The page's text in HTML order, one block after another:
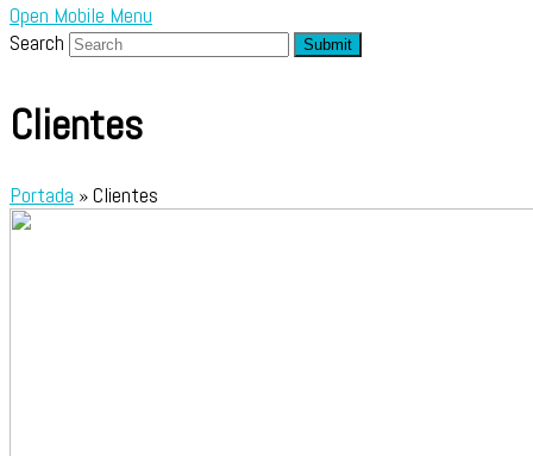
Open Mobile Menu
Search
Submit
Clientes
Portada »Clientes